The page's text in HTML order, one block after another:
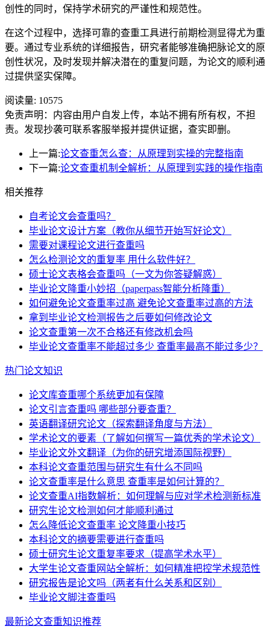
创性的同时，保持学术研究的严谨性和规范性。
在这个过程中，选择可靠的查重工具进行前期检测显得尤为重
要。通过专业系统的详细报告，研究者能够准确把脉论文的原
创性状况，及时发现并解决潜在的重复问题，为论文的顺利通
过提供坚实保障。
阅读量: 10575
免责声明：内容由用户自发上传，本站不拥有所有权，不担
责。发现抄袭可联系客服举报并提供证据，查实即删。
上一篇:论文查重怎么查：从原理到实操的完整指南
下一篇:论文查重机制全解析：从原理到实践的操作指南
相关推荐
自考论文会查重吗？
毕业论文设计方案（教你从细节开始写好论文）
需要对课程论文进行查重吗
怎么检测论文的重复率 用什么软件好？
硕士论文表格会查重吗（一文为你答疑解惑）
毕业论文降重小妙招（paperpass智能分析降重）
如何避免论文查重率过高 避免论文查重率过高的方法
拿到毕业论文检测报告之后要如何修改论文
论文查重第一次不合格还有修改机会吗
毕业论文查重率不能超过多少 查重率最高不能过多少？
热门论文知识
论文库查重哪个系统更加有保障
论文引言查重吗 哪些部分要查重？
英语翻译研究论文（探索翻译角度与方法）
学术论文的要素（了解如何撰写一篇优秀的学术论文）
毕业论文外文翻译（为你的研究增添国际视野）
本科论文查重范围与研究生有什么不同吗
论文查重率是什么意思 查重率是如何计算的？
论文查重AI指数解析：如何理解与应对学术检测新标准
研究生论文检测如何才能顺利通过
怎么降低论文查重率 论文降重小技巧
本科论文的摘要需要进行查重吗
硕士研究生论文重复率要求（提高学术水平）
大学生论文查重网站全解析：如何精准把控学术规范性
研究报告是论文吗（两者有什么关系和区别）
毕业论文脚注查重吗
最新论文查重知识推荐